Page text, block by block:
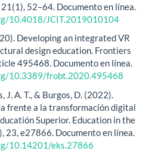
52–64. Documento en línea.
10.4018/JCIT.2019010104
Developing an integrated VR
design education. Frontiers
495468. Documento en línea.
10.3389/frobt.2020.495468
J. A. T., & Burgos, D. (2022).
frente a la transformación digital
Superior. Education in the
23, e27866. Documento en línea.
10.14201/eks.27866